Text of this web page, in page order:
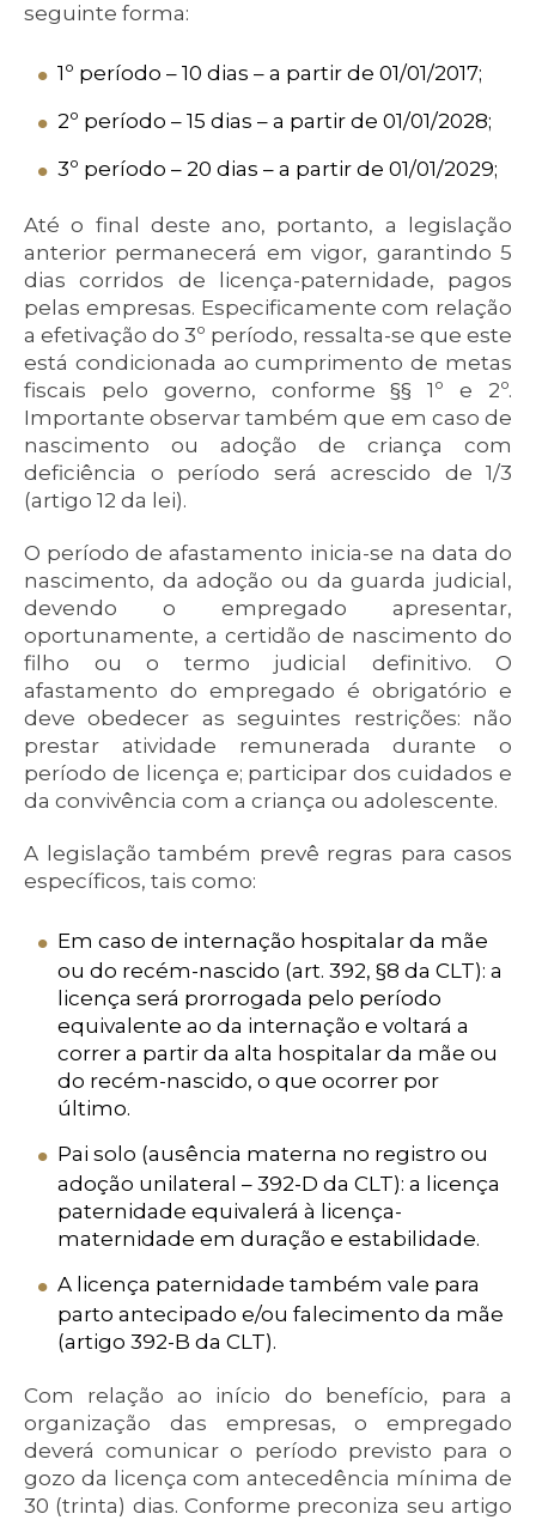
seguinte forma:
1º período – 10 dias – a partir de 01/01/2017;
2º período – 15 dias – a partir de 01/01/2028;
3º período – 20 dias – a partir de 01/01/2029;
Até o final deste ano, portanto, a legislação
anterior permanecerá em vigor, garantindo 5
dias corridos de licença-paternidade, pagos
pelas empresas. Especificamente com relação
a efetivação do 3º período, ressalta-se que este
está condicionada ao cumprimento de metas
fiscais pelo governo, conforme §§ 1º e 2º.
Importante observar também que em caso de
nascimento ou adoção de criança com
deficiência o período será acrescido de 1/3
(artigo 12 da lei).
O período de afastamento inicia-se na data do
nascimento, da adoção ou da guarda judicial,
devendo o empregado apresentar,
oportunamente, a certidão de nascimento do
filho ou o termo judicial definitivo. O
afastamento do empregado é obrigatório e
deve obedecer as seguintes restrições: não
prestar atividade remunerada durante o
período de licença e; participar dos cuidados e
da convivência com a criança ou adolescente.
A legislação também prevê regras para casos
específicos, tais como:
Em caso de internação hospitalar da mãe
ou do recém-nascido (art. 392, §8 da CLT): a
licença será prorrogada pelo período
equivalente ao da internação e voltará a
correr a partir da alta hospitalar da mãe ou
do recém-nascido, o que ocorrer por
último.
Pai solo (ausência materna no registro ou
adoção unilateral – 392-D da CLT): a licença
paternidade equivalerá à licença-
maternidade em duração e estabilidade.
A licença paternidade também vale para
parto antecipado e/ou falecimento da mãe
(artigo 392-B da CLT).
Com relação ao início do benefício, para a
organização das empresas, o empregado
deverá comunicar o período previsto para o
gozo da licença com antecedência mínima de
30 (trinta) dias. Conforme preconiza seu artigo